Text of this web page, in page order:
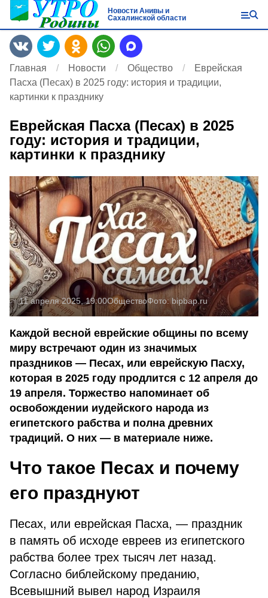
Новости Анивы и
Сахалинской области
Главная Новости Общество
Еврейская
Пасха (Песах) в 2025 году: история и традиции,
картинки к празднику
Еврейская Пасха (Песах) в 2025
году: история и традиции,
картинки к празднику
11 апреля 2025, 19:00ОбществоФото: bipbap.ru
Каждой весной еврейские общины по всему
миру встречают один из значимых
праздников — Песах, или еврейскую Пасху,
которая в 2025 году продлится с 12 апреля до
19 апреля. Торжество напоминает об
освобождении иудейского народа из
египетского рабства и полна древних
традиций. О них — в материале ниже.
Что такое Песах и почему
его празднуют
Песах, или еврейская Пасха, — праздник
в память об исходе евреев из египетского
рабства более трех тысяч лет назад.
Согласно библейскому преданию,
Всевышний вывел народ Израиля